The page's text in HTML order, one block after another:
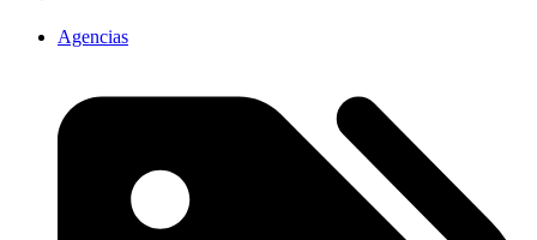
Agencias